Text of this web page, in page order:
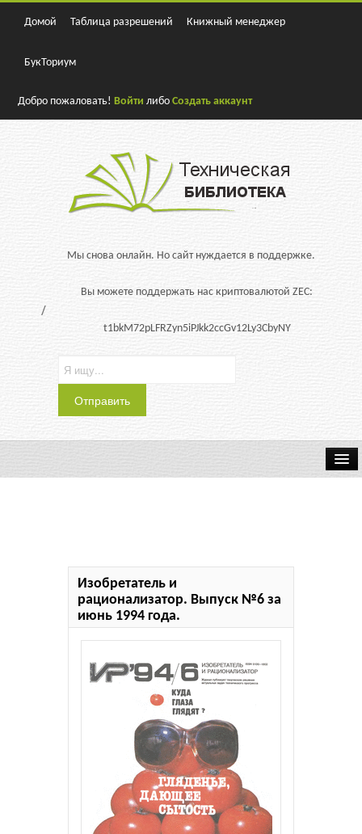
Домой Таблица разрешений Книжный менеджер
БукТориум
Добро пожаловать!Войти либоСоздать аккаунт
Мы снова онлайн. Но сайт нуждается в поддержке.
Вы можете поддержать нас криптовалютой ZEC:
t1bkM72pLFRZyn5iPJkk2ccGv12Ly3CbyNY
Изобретатель и
рационализатор. Выпуск №6 за
июнь 1994 года.